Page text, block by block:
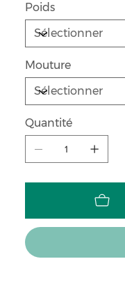
Poids
Mouture
Quantité